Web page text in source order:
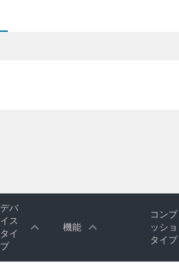
デバ
イス
タイ
プ
機能
コン
ッシ
タイプ